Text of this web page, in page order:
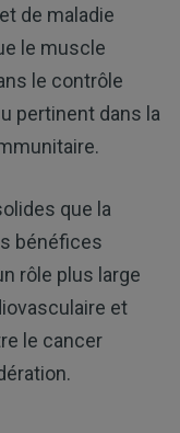
de maladie
le muscle
le contrôle
pertinent dans la
que la
bénéfices
rôle plus large
et
le cancer